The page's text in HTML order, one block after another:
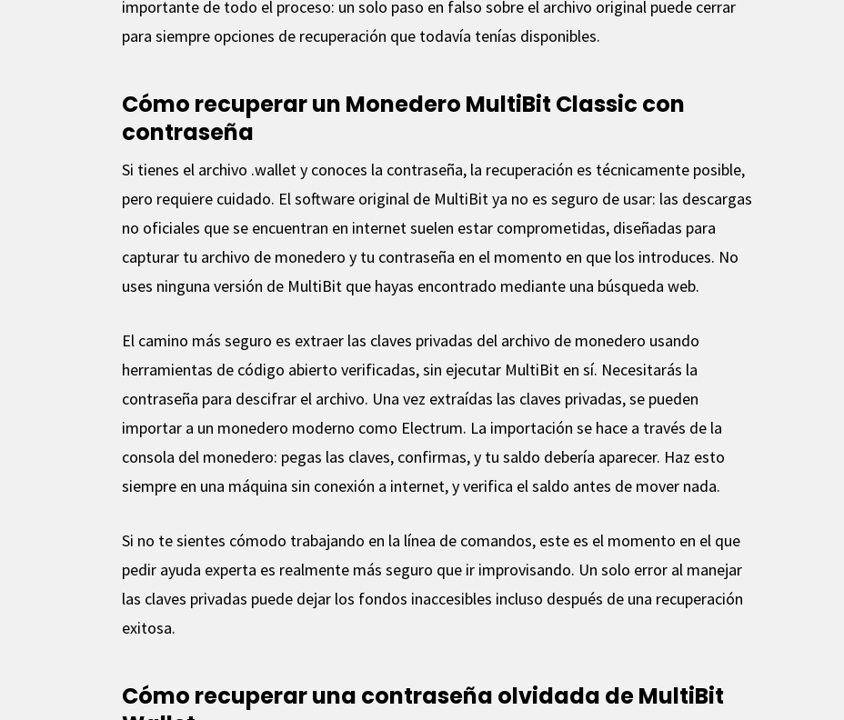
importante de todo el proceso: un solo paso en falso sobre el archivo original puede cerrar
para siempre opciones de recuperación que todavía tenías disponibles.
Cómo recuperar un Monedero MultiBit Classic con
contraseña
Si tienes el archivo .wallet y conoces la contraseña, la recuperación es técnicamente posible,
pero requiere cuidado. El software original de MultiBit ya no es seguro de usar: las descargas
no oficiales que se encuentran en internet suelen estar comprometidas, diseñadas para
capturar tu archivo de monedero y tu contraseña en el momento en que los introduces. No
uses ninguna versión de MultiBit que hayas encontrado mediante una búsqueda web.
El camino más seguro es extraer las claves privadas del archivo de monedero usando
herramientas de código abierto verificadas, sin ejecutar MultiBit en sí. Necesitarás la
contraseña para descifrar el archivo. Una vez extraídas las claves privadas, se pueden
importar a un monedero moderno como Electrum. La importación se hace a través de la
consola del monedero: pegas las claves, confirmas, y tu saldo debería aparecer. Haz esto
siempre en una máquina sin conexión a internet, y verifica el saldo antes de mover nada.
Si no te sientes cómodo trabajando en la línea de comandos, este es el momento en el que
pedir ayuda experta es realmente más seguro que ir improvisando. Un solo error al manejar
las claves privadas puede dejar los fondos inaccesibles incluso después de una recuperación
exitosa.
Cómo recuperar una contraseña olvidada de MultiBit